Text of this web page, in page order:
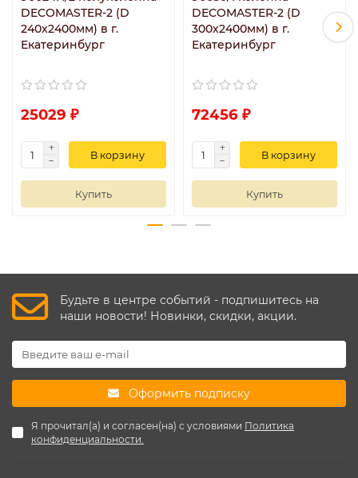
DECOMASTER-2 (D
240х2400мм) в г.
Екатеринбург
25029 ₽
В корзину
Купить
DECOMASTER-2 (D
300х2400мм) в г.
Екатеринбург
72456 ₽
В корзину
Купить
Будьте в центре событий - подпишитесь на
наши новости! Новинки, скидки, акции.
Оформить подписку
Я прочитал(а) и согласен(на) с условиями Политика
конфиденциальности.